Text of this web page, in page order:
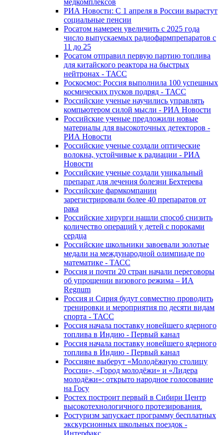
медкомплексов
РИА Новости: С 1 апреля в России вырастут
социальные пенсии
Росатом намерен увеличить с 2025 года
число выпускаемых радиофармпрепаратов с
11 до 25
Росатом отправил первую партию топлива
для китайского реактора на быстрых
нейтронах - ТАСС
Роскосмос: Россия выполнила 100 успешных
космических пусков подряд - ТАСС
Российские ученые научились управлять
компьютером силой мысли - РИА Новости
Российские ученые предложили новые
материалы для высокоточных детекторов -
РИА Новости
Российские ученые создали оптические
волокна, устойчивые к радиации - РИА
Новости
Российские ученые создали уникальный
препарат для лечения болезни Бехтерева
Российские фармкомпании
зарегистрировали более 40 препаратов от
рака
Российские хирурги нашли способ снизить
количество операций у детей с пороками
сердца
Российские школьники завоевали золотые
медали на международной олимпиаде по
математике - ТАСС
Россия и почти 20 стран начали переговоры
об упрощении визового режима – ИА
Regnum
Россия и Сирия будут совместно проводить
тренировки и мероприятия по десяти видам
спорта - ТАСС
Россия начала поставку новейшего ядерного
топлива в Индию - Первый канал
Россия начала поставку новейшего ядерного
топлива в Индию - Первый канал
Россияне выберут «Молодёжную столицу
России», «Город молодёжи» и «Лидера
молодёжи»: открыто народное голосование
на Госу
Ростех построит первый в Сибири Центр
высокотехнологичного протезирования.
Ростуризм запускает программу бесплатных
экскурсионных школьных поездок -
Интерфакс